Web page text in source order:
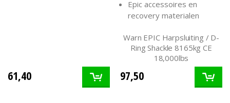
61,40
Epic accessoires en
recovery materialen
Warn EPIC Harpsluiting / D-
Ring Shackle 8165kg CE
18,000lbs
97,50